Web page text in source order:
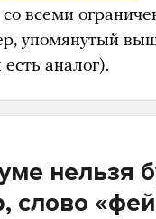
всеми
упомянутый
аналог).
нельзя
слово